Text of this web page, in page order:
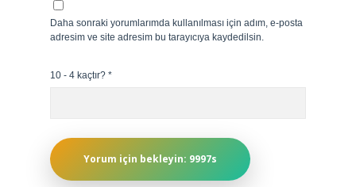
Daha sonraki yorumlarımda kullanılması için adım, e-posta
adresim ve site adresim bu tarayıcıya kaydedilsin.
10 - 4 kaçtır? *